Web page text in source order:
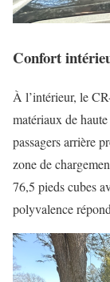
Confort
À l’intérieur, le
matériaux de
passagers arrière
zone de
76,5 pieds cubes
polyvalence